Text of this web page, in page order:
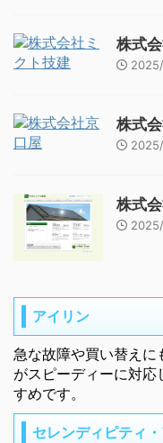
株式
株式
株式
アイリン
急な故障や買い替えに
がスピーディーに対
すめです。
セレンディピティ